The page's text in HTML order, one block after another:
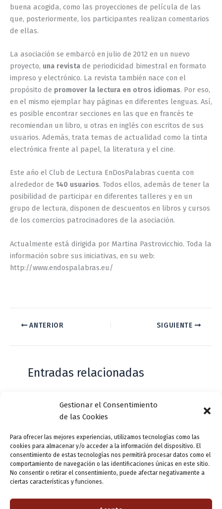
Gestionar el Consentimiento
de las Cookies
Para ofrecer las mejores experiencias, utilizamos tecnologías como las
cookies para almacenar y/o acceder a la información del dispositivo. El
consentimiento de estas tecnologías nos permitirá procesar datos como el
comportamiento de navegación o las identificaciones únicas en este sitio.
No consentir o retirar el consentimiento, puede afectar negativamente a
ciertas características y funciones.
buena acogida, como las proyecciones de película de las
que, posteriormente, los participantes realizan comentarios
de ellas.
La asociación se embarcó en julio de 2012 en un nuevo
proyecto, una revista de periodicidad bimestral en formato
impreso y electrónico. La revista también nace con el
propósito de promover la lectura en otros idiomas. Por eso,
en el mismo ejemplar hay páginas en diferentes lenguas. Así,
es posible encontrar secciones en las que en francés te
recomiendan un libro, u otras en inglés con escritos de sus
usuarios. Además, trata temas de actualidad como la tinta
electrónica frente al papel, la literatura y el cine.
Este año el Club de Lectura EnDosPalabras cuenta con
alrededor de 140 usuarios. Todos ellos, además de tener la
posibilidad de participar en diferentes talleres y en un
grupo de lectura, disponen de descuentos en libros y cursos
de los comercios patrocinadores de la asociación.
Actualmente está dirigida por Martina Pastrovicchio. Toda la
información sobre sus iniciativas, en su web:
http://www.endospalabras.eu/
ANTERIOR SIGUIENTE
Entradas relacionadas
Casa de Zorrilla conmemorarán el 168
aniversario del estreno de Don Juan
Tenorio
Deja un comentario / Actualidad / Por VLLensutinta
Actualidad / Por